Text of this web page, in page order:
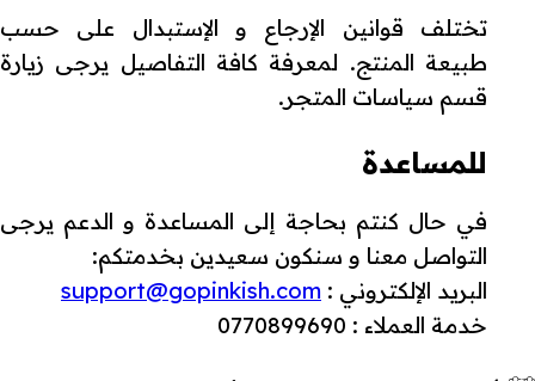
تختلف قوانين الإرجاع و الإستبدال على حسب
طبيعة المنتج. لمعرفة كافة التفاصيل يرجى زيارة
قسم سياسات المتجر.
للمساعدة
في حال كنتم بحاجة إلى المساعدة و الدعم يرجى
التواصل معنا و سنكون سعيدين بخدمتكم:
البريد الإلكتروني : support@gopinkish.com
خدمة العملاء : 0770899690